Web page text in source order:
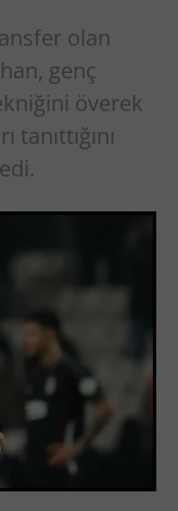
olan
genç
överek